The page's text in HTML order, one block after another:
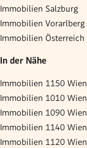
Immobilien Salzburg
Immobilien Vorarlberg
Immobilien Österreich
In der Nähe
Immobilien 1150 Wien
Immobilien 1010 Wien
Immobilien 1090 Wien
Immobilien 1140 Wien
Immobilien 1120 Wien